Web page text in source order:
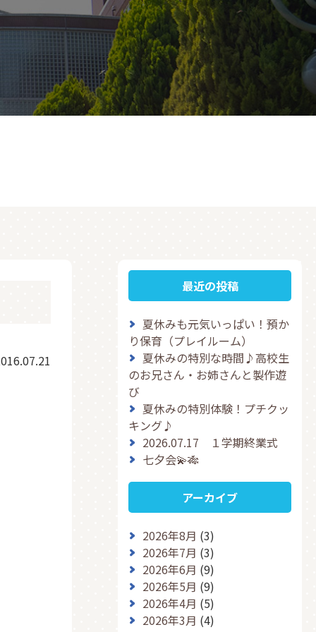
最近の投稿
夏休みも元気いっぱい！預か
り保育（プレイルーム）
夏休みの特別な時間♪高校生
のお兄さん・お姉さんと製作遊
び
夏休みの特別体験！プチクッ
キング♪
2026.07.17 １学期終業式
七夕会💫🎋
アーカイブ
2026年8月 (3)
2026年7月 (3)
2026年6月 (9)
2026年5月 (9)
2026年4月 (5)
2026年3月 (4)